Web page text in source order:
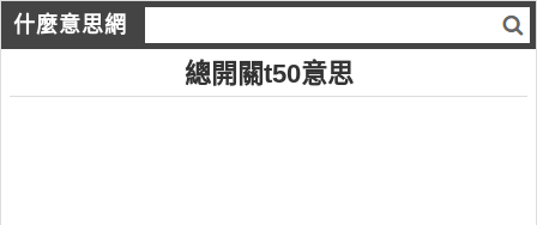
什麼意思網
總開關t50意思